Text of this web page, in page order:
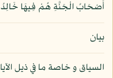
أَصْحَابُ الْجَنَّةِ هُمْ فِيهَا
بيان
السياق و خاصة ما في ذيل